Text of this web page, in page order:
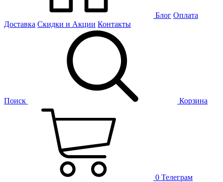
Блог Оплата
Доставка Скидки и Акции Контакты
Поиск Корзина
0 Телеграм